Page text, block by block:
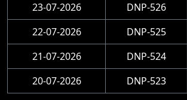
23-07-2026
DNP-526
22-07-2026
DNP-525
21-07-2026
DNP-524
20-07-2026
DNP-523